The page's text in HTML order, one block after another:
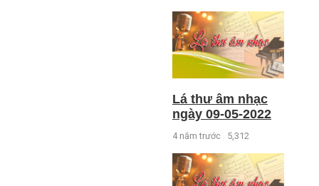
Lá thư âm nhạc
ngày 09-05-2022
4 năm trước 5,312